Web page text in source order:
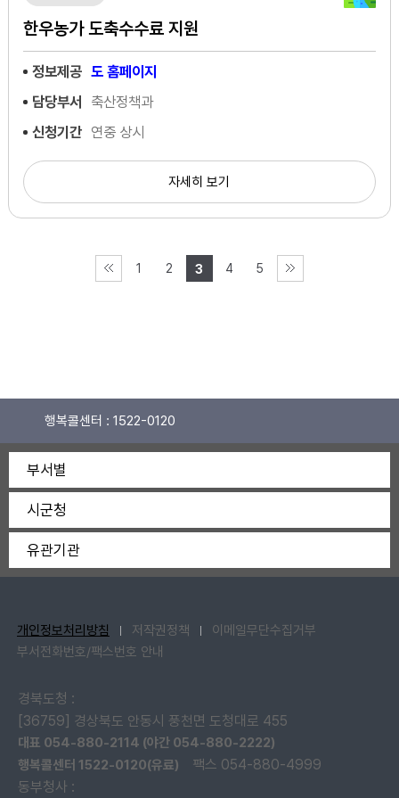
한우농가 도축수수료 지원
정보제공 도 홈페이지
담당부서
축산정책과
신청기간 연중 상시
자세히 보기
1 2 3 4 5
행복콜센터 : 1522-0120
부서별
시군청
유관기관
개인정보처리방침 저작권정책
이메일무단수집거부
부서전화번호/팩스번호 안내
경북도청 :
[36759] 경상북도 안동시 풍천면 도청대로 455
대표 054-880-2114 (야간 054-880-2222)
행복콜센터 1522-0120(유료)
팩스 054-880-4999
동부청사 :